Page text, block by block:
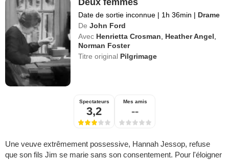
Deux femmes
Date de sortie inconnue | 1h 36min | Drame
De John Ford
Avec Henrietta Crosman, Heather Angel,
Norman Foster
Titre original Pilgrimage
Spectateurs
3,2
Mes amis
--
Une veuve extrêmement possessive, Hannah Jessop, refuse
que son fils Jim se marie sans son consentement. Pour l'éloigner